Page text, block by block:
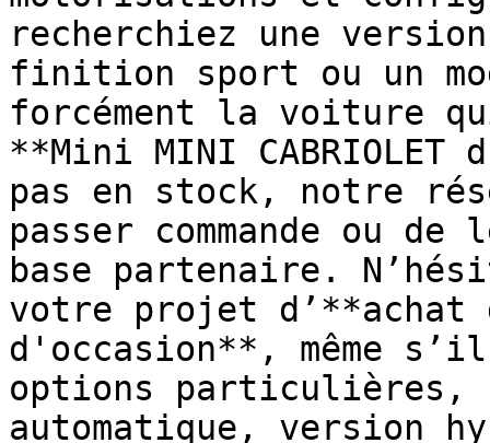
recherchiez une
finition sport ou un
forcément la voiture
**Mini MINI
pas en stock, notre
passer commande ou
base partenaire.
votre projet d’**achat
d'occasion**, même
options
automatique, version